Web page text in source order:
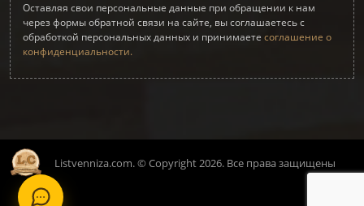
Оставляя свои персональные данные при обращении к нам
через формы обратной связи на сайте, вы соглашаетесь с
обработкой персональных данных и принимаете соглашение о
конфиденциальности.
Listvenniza.com. © Copyright 2026. Все права защищены